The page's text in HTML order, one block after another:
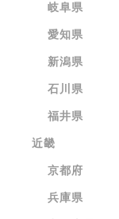
岐阜県
愛知県
新潟県
石川県
福井県
近畿
京都府
兵庫県